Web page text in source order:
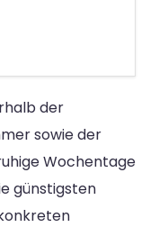
der
sowie der
Wochentage
günstigsten